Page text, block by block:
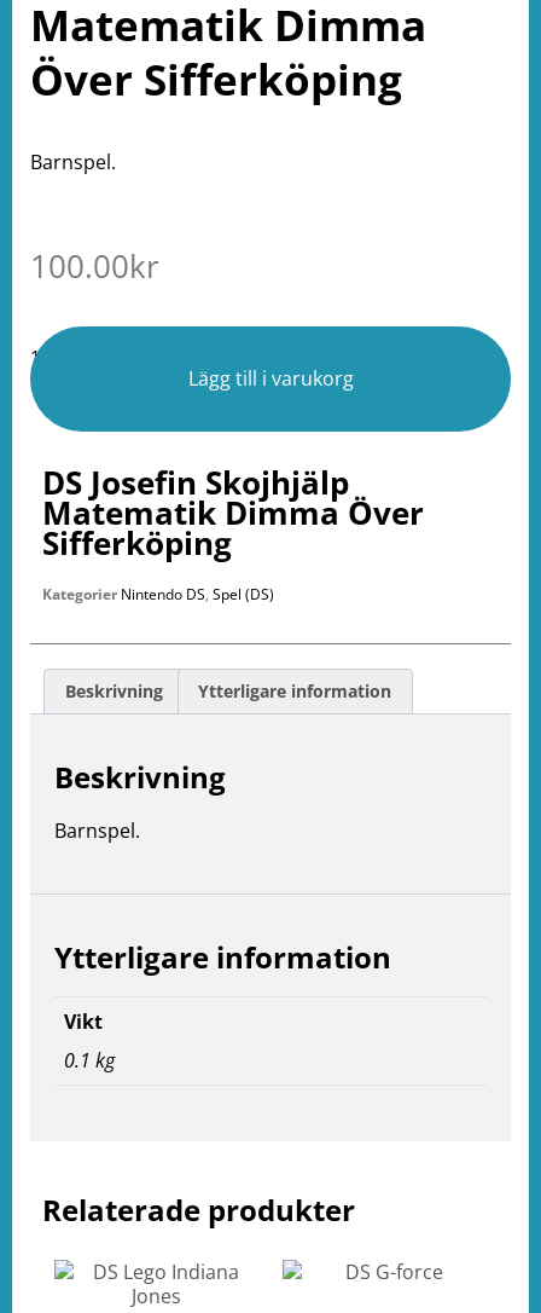
Matematik Dimma
Över Sifferköping
Barnspel.
100.00kr
1 i lager
Lägg till i varukorg
Relaterade produkter
DS Josefin Skojhjälp
Matematik Dimma Över
Sifferköping
Kategorier Nintendo DS, Spel (DS)
Beskrivning Ytterligare information
Beskrivning
Barnspel.
Ytterligare information
Vikt
0.1 kg